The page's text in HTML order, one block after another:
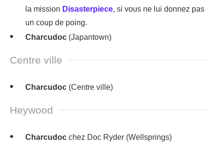
la mission Disasterpiece, si vous ne lui donnez pas
un coup de poing.
Charcudoc (Japantown)
Centre ville
Charcudoc (Centre ville)
Heywood
Charcudoc chez Doc Ryder (Wellsprings)